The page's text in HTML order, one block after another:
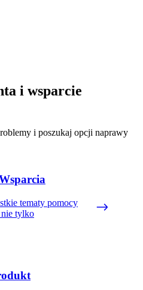
i wsparcie
i poszukaj opcji naprawy
tematy pomocy
tylko